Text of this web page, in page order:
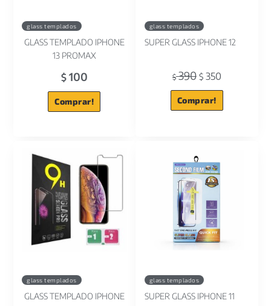
glass templados
GLASS TEMPLADO IPHONE
13 PROMAX
$100
Comprar!
glass templados
SUPER GLASS IPHONE 12
$390 $350
Comprar!
glass templados
GLASS TEMPLADO IPHONE
glass templados
SUPER GLASS IPHONE 11